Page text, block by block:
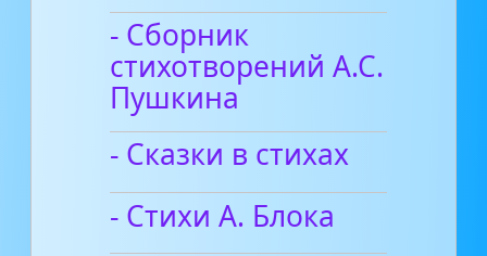
- Сборник
стихотворений А.С.
Пушкина
- Сказки в стихах
- Стихи А. Блока